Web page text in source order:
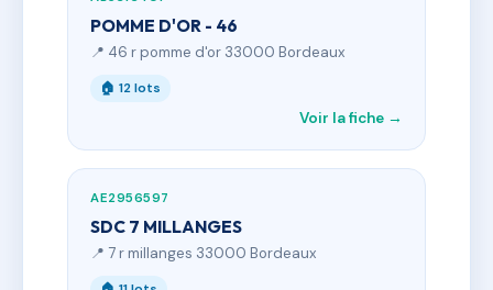
POMME D'OR - 46
📍 46 r pomme d'or 33000 Bordeaux
🏠 12 lots
Voir la fiche →
AE2956597
SDC 7 MILLANGES
📍 7 r millanges 33000 Bordeaux